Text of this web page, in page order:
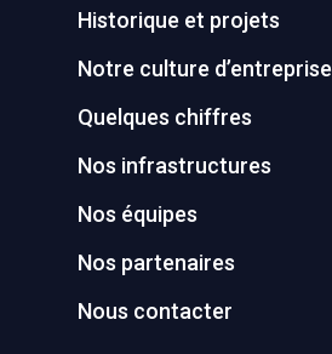
Historique et projets
Notre culture d’entreprise
Quelques chiffres
Nos infrastructures
Nos équipes
Nos partenaires
Nous contacter